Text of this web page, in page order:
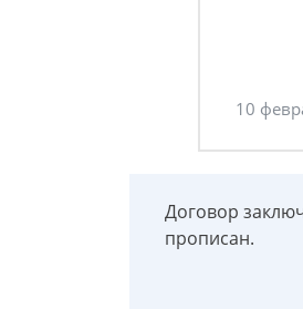
10
Договор
прописан.